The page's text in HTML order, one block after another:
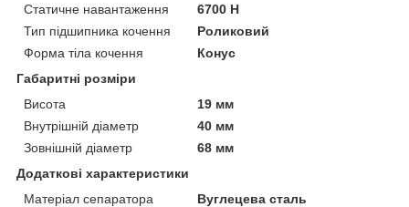
Статичне навантаження
6700 Н
Тип підшипника кочення
Роликовий
Форма тіла кочення
Конус
Габаритні розміри
Висота
19 мм
Внутрішній діаметр
40 мм
Зовнішній діаметр
68 мм
Додаткові характеристики
Матеріал сепаратора
Вуглецева сталь